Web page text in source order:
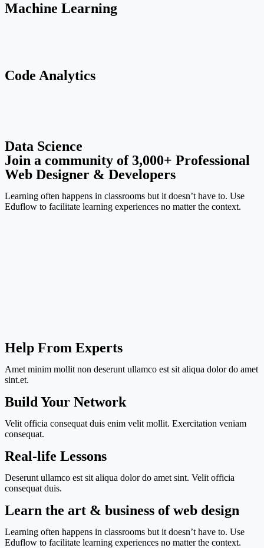
Machine Learning
Code Analytics
Data Science
Join a community of 3,000+ Professional
Web Designer & Developers
Learning often happens in classrooms but it doesn’t have to. Use
Eduflow to facilitate learning experiences no matter the context.
Help From Experts
Amet minim mollit non deserunt ullamco est sit aliqua dolor do amet
sint.et.
Build Your Network
Velit officia consequat duis enim velit mollit. Exercitation veniam
consequat.
Real-life Lessons
Deserunt ullamco est sit aliqua dolor do amet sint. Velit officia
consequat duis.
Learn the art & business of web design
Learning often happens in classrooms but it doesn’t have to. Use
Eduflow to facilitate learning experiences no matter the context.